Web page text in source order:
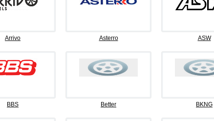
Arrivo Asterro ASW
BBS Better BKNG